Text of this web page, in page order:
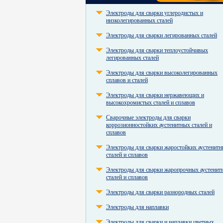
Электроды для сварки углеродистых и
низколегированных сталей
Электроды для сварки легированных сталей
Электроды для сварки теплоустойчивых
легированных сталей
Электроды для сварки высоколегированных
сплавов и сталей
Электроды для сварки нержавеющих и
высокохромистых сталей и сплавов
Сварочные электроды для сварки
коррозионностойких аустенитных сталей и
сплавов
Электроды для сварки жаростойких
сталей и сплавов
Электроды для сварки жаропрочных
сталей и сплавов
Электроды для сварки разнородных сталей
Электроды для наплавки